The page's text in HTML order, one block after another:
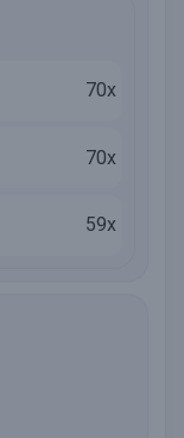
70x
70x
59x